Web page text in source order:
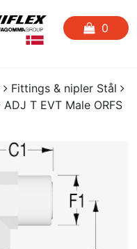
0
Fittings & nipler Stål
ADJ T EVT Male ORFS